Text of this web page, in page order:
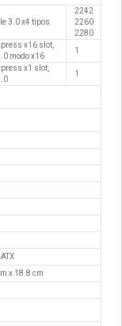
3.0 x4 tipos
2242
2260
2280
x16 slot,
modo x16
1
x1 slot,
1
x 18.8 cm